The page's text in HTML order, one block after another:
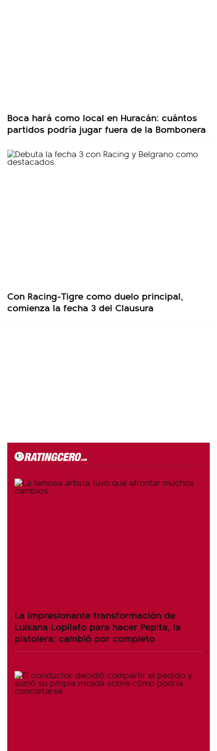
Boca hará como local en Huracán: cuántos
partidos podría jugar fuera de la Bombonera
Con Racing-Tigre como duelo principal,
comienza la fecha 3 del Clausura
La impresionante transformación de
Luisana Lopilato para hacer Pepita, la
pistolera: cambió por completo